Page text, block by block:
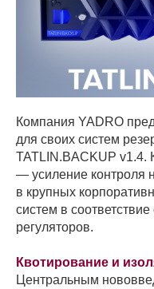
Компания YADRO
для своих систем
TATLIN.BACKUP v1.4.
— усиление контроля
в крупных
систем в
регуляторов.
Квотирование и
Центральным